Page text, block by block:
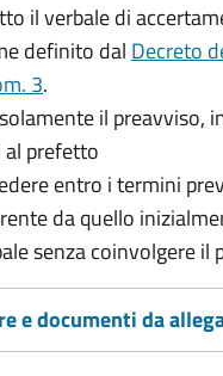
il verbale di
definito dal Decreto
3.
il preavviso,
prefetto
entro i termini
da quello
senza coinvolgere il
e documenti da